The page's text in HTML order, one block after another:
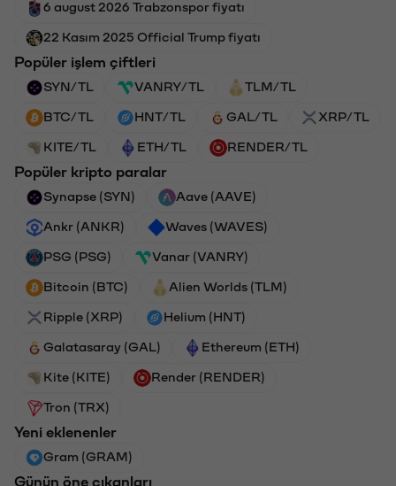
6 august 2026 Trabzonspor fiyatı
22 Kasım 2025 Official Trump fiyatı
Popüler işlem çiftleri
SYN/TL VANRY/TL TLM/TL
BTC/TL HNT/TL GAL/TL XRP/TL
KITE/TL ETH/TL RENDER/TL
Popüler kripto paralar
Synapse (SYN) Aave (AAVE)
Ankr (ANKR) Waves (WAVES)
PSG (PSG) Vanar (VANRY)
Bitcoin (BTC) Alien Worlds (TLM)
Ripple (XRP) Helium (HNT)
Galatasaray (GAL) Ethereum (ETH)
Kite (KITE) Render (RENDER)
Tron (TRX)
Yeni eklenenler
Gram (GRAM)
Günün öne çıkanları